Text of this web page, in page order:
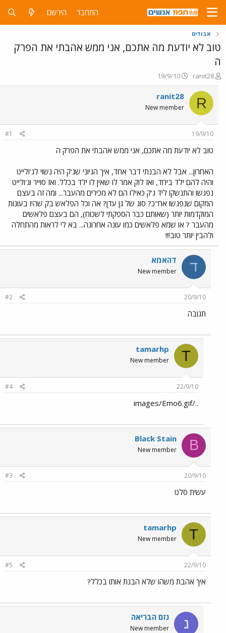
התחבר הירשם
אבודים
טוב לא יודעת מה אתכם, אני ממש אהבתי את הפרק
ה
פ
ו
ת
ח
ה
ו
ש
א
ranit28
פ
ו
ר
ם
ר
19/9/10
R
ranit28
New member
19/9/10
#1
טוב לא יודעת מה אתכם, אני ממש אהבתי את הפרק ה
האחרון... אבל לא הבנתי דבר אחד, איך הגיוני שג'ק היה נשוי לג'ולייט
והיה להם ילד ביחד, ואז לוק אמר לו שאין לו ילד בכלל. ואז סוייר וג'ולייט
נפגשו והתנשקו ליד ג'ק כאילו הם לא מכירים מהעבר... ומה זה בעצם
המקום שנפגשו אח"כ? סוג של גן עדן? אה וכל הפלאש בק שהיו בעונות
המוקדמות יותר (שאותם כבר הספקתי לשכוח), הם בעצם פלאשים
מהעבר ? או שמא פלאשים כמו עונה אחרונה... בא לי לראות מהתחלה
ולהבין יותר טוב!!!
ד דהאמא
New member
20/9/10
#2
תגובה
T
tamarhp
New member
22/9/10
#4
../images/Emo6.gif
B
Black Stain
New member
20/9/10
#3
עשית סלט
T
tamarhp
New member
22/9/10
#5
איך אהבת משהו שלא הבנת אותו בכלל?
נ נזם הבריאה
New member